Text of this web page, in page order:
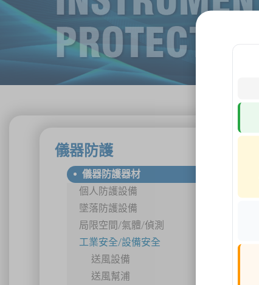
儀器防護
儀器防護器材
個人防護設備
墜落防護設備
局限空間/氣體/偵測
工業安全/設備安全
送風設備
送風幫浦